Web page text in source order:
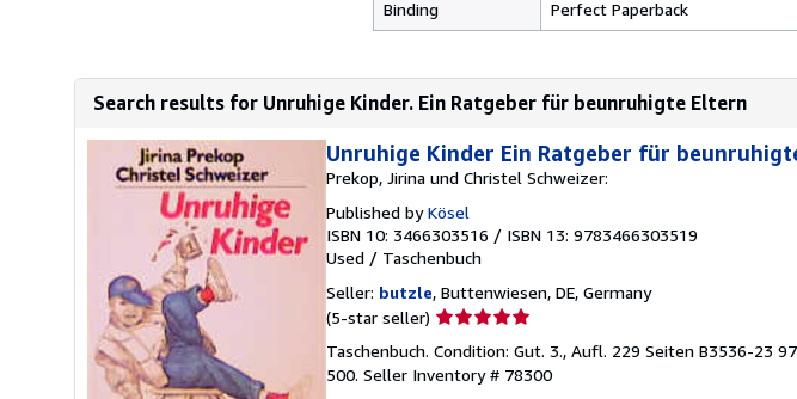
Binding Perfect Paperback
Search results for Unruhige Kinder. Ein Ratgeber für beunruhigte Eltern
Unruhige Kinder Ein Ratgeber für
Prekop, Jirina und Christel Schweizer:
Published byKösel
ISBN 10: 3466303516 / ISBN 13: 9783466303519
Used / Taschenbuch
Seller: butzle, Buttenwiesen, DE, Germany
(5-star seller) Seller
5
out
Taschenbuch. Condition: Gut. 3., Aufl. 229 Seiten B3536-23
500. Seller Inventory # 78300